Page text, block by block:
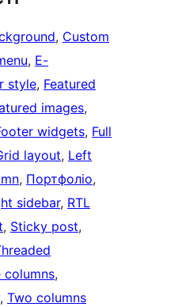
, Custom
, E-
style, Featured
images
widgets, Full
layout, Left
, Портфоліо
sidebar, RTL
, Sticky post
columns
, Two columns